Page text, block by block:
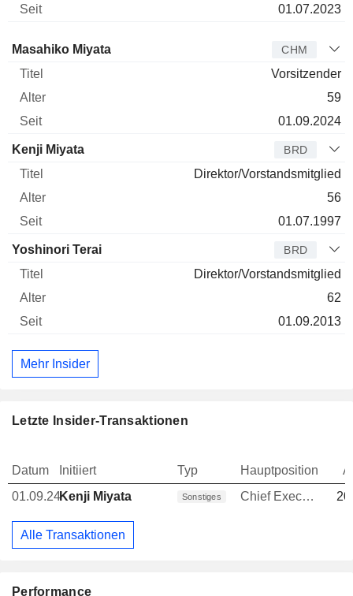
Performance
01.07.2023
Verwaltungsratsmitglied
Masahiko Miyata CHM
Vorsitzender
59
01.09.2024
Kenji Miyata BRD
Direktor/Vorstandsmitglied
56
01.07.1997
Yoshinori Terai BRD
Direktor/Vorstandsmitglied
62
01.09.2013
Mehr Insider
Letzte Insider-Transaktionen
Datum Initiiert Typ Hauptposition
01.09.24Kenji Miyata Sonstiges Chief Executive Officer (CEO)
Alle Transaktionen